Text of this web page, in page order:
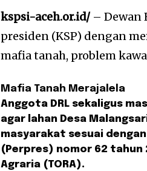
kspsi-aceh.or.id/– Dewan
presiden (KSP) dengan
mafia tanah, problem
Mafia Tanah Merajalela
Anggota DRL sekaligus
agar lahan Desa
masyarakat sesuai
(Perpres) nomor 62 tahun
Agraria (TORA).